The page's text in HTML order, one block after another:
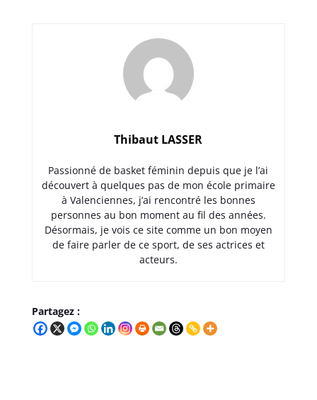
Thibaut LASSER
Passionné de basket féminin depuis que je l’ai
découvert à quelques pas de mon école primaire
à Valenciennes, j’ai rencontré les bonnes
personnes au bon moment au fil des années.
Désormais, je vois ce site comme un bon moyen
de faire parler de ce sport, de ses actrices et
acteurs.
Partagez :